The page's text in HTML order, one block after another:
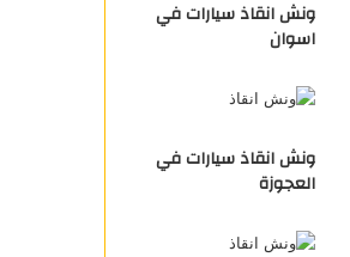
ونش انقاذ سيارات في
اسوان
ونش انقاذ سيارات في
العجوزة